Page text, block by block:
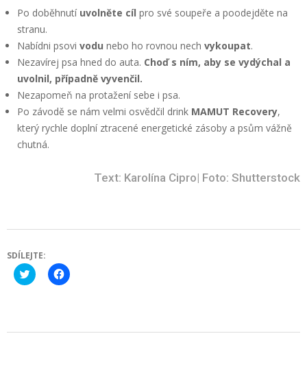
Po doběhnutí uvolněte cíl pro své soupeře a poodejděte na
stranu.
Nabídni psovi vodu nebo ho rovnou nech vykoupat.
Nezavírej psa hned do auta. Choď s ním, aby se vydýchal a
uvolnil, případně vyvenčil.
Nezapomeň na protažení sebe i psa.
Po závodě se nám velmi osvědčil drink MAMUT Recovery,
který rychle doplní ztracené energetické zásoby a psům vážně
chutná.
Text: Karolína Cipro| Foto: Shutterstock
SDÍLEJTE:
Click
to
new
Click
to
new